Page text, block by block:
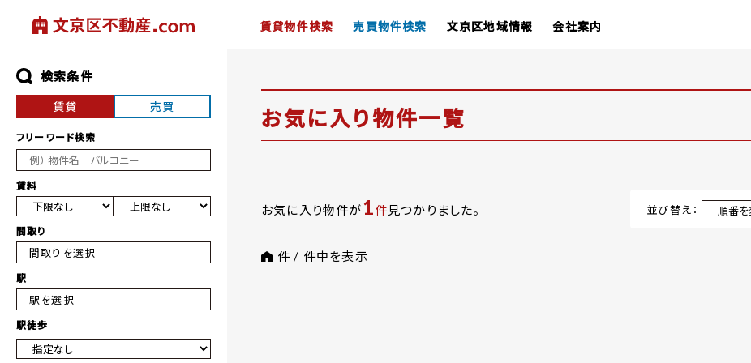
賃貸物件検索 売買物件検索 文京区地域情報 会社案内
検索条件
賃貸 売買
フリーワード検索
賃料
間取り
間取りを選択
駅
駅を選択
駅徒歩
お気に入り物件一覧
お気に入り物件が1件見つかりました。 並び替え：
件 / 件中を表示